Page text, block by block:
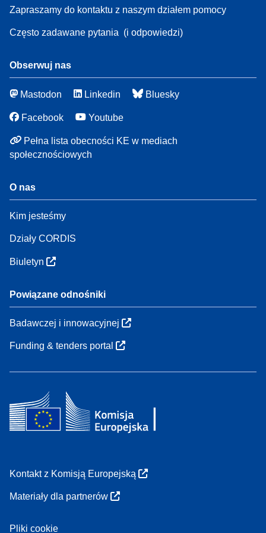
Zapraszamy do kontaktu z naszym działem pomocy
Często zadawane pytania (i odpowiedzi)
Obserwuj nas
Mastodon Linkedin Bluesky
Facebook Youtube
Pełna lista obecności KE w mediach
społecznościowych
O nas
Kim jesteśmy
Działy CORDIS
Biuletyn
Powiązane odnośniki
Badawczej i innowacyjnej
Funding & tenders portal
Kontakt z Komisją Europejską
Materiały dla partnerów
Pliki cookie